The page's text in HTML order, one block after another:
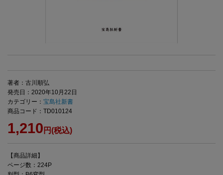
著者：古川順弘
発売日：2020年10月22日
カテゴリー： 宝島社新書
商品コード：TD010124
1,210 円(税込)
【商品詳細】
ページ数：224P